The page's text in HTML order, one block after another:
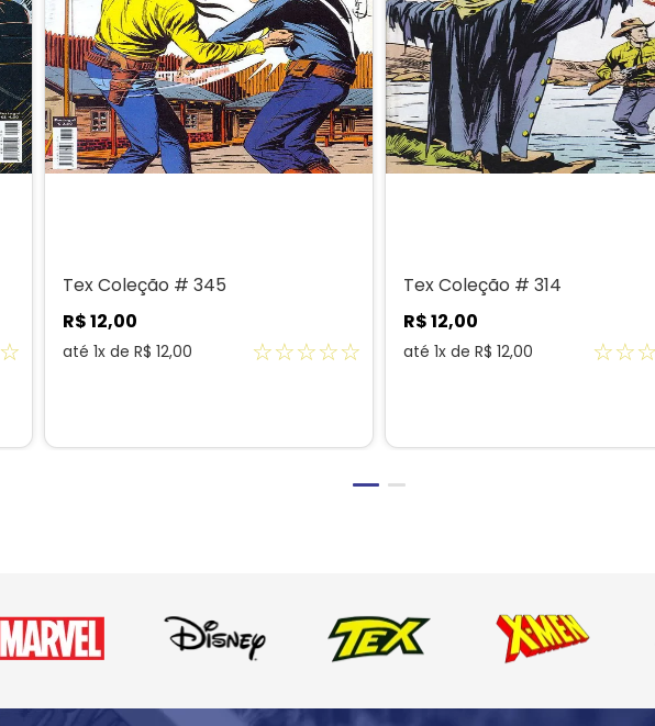
☆
Tex Coleção # 345
R$12,00
até 1x de R$ 12,00 ☆☆☆☆☆
Tex Coleção # 314
R$12,00
até 1x de R$ 12,00 ☆☆☆